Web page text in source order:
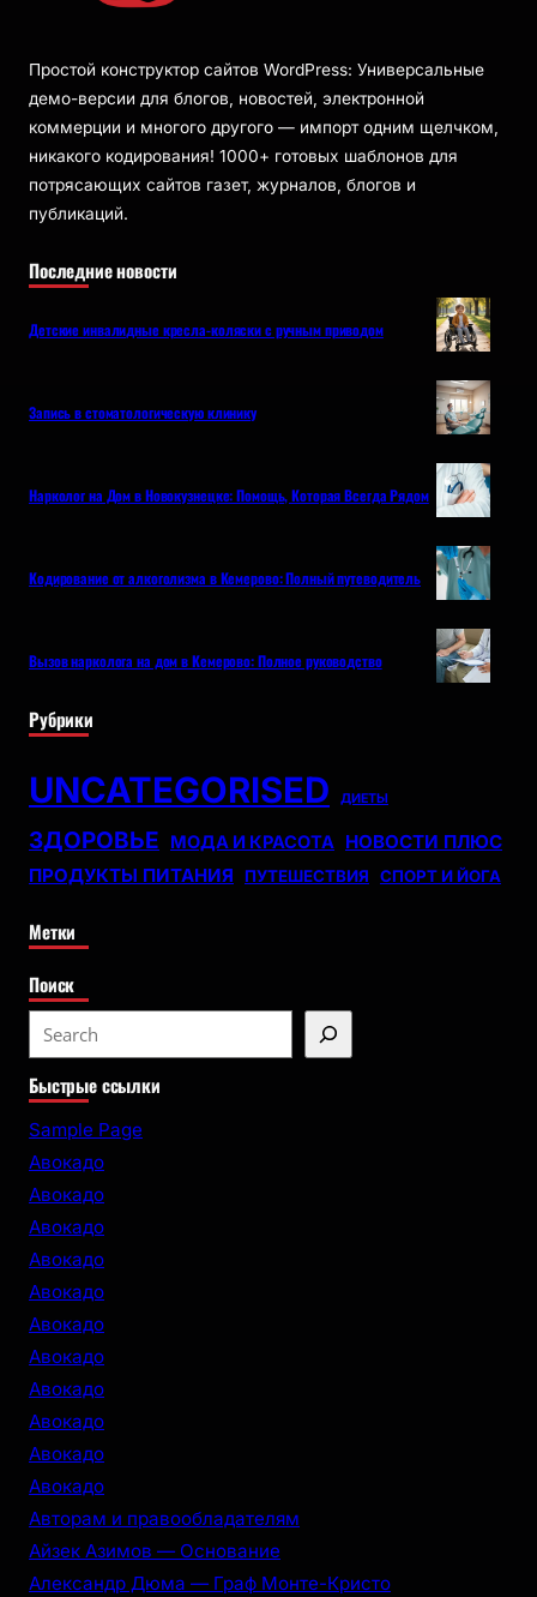
Простой конструктор сайтов WordPress: Универсальные
демо-версии для блогов, новостей, электронной
коммерции и многого другого — импорт одним щелчком,
никакого кодирования! 1000+ готовых шаблонов для
потрясающих сайтов газет, журналов, блогов и
публикаций.
Последние новости
Детские инвалидные кресла-коляски с ручным приводом
Запись в стоматологическую клинику
Нарколог на Дом в Новокузнецке: Помощь, Которая Всегда Рядом
Кодирование от алкоголизма в Кемерово: Полный путеводитель
Вызов нарколога на дом в Кемерово: Полное руководство
Рубрики
UNCATEGORISED ДИЕТЫ
ЗДОРОВЬЕ МОДА И КРАСОТА
НОВОСТИ ПЛЮС
ПРОДУКТЫ ПИТАНИЯ
ПУТЕШЕСТВИЯ СПОРТ И ЙОГА
Метки
Поиск
e
a
r
Быстрые ссылки
Sample Page
Авокадо
Авокадо
Авокадо
Авокадо
Авокадо
Авокадо
Авокадо
Авокадо
Авокадо
Авокадо
Авокадо
Авторам и правообладателям
Айзек Азимов — Основание
Александр Дюма — Граф Монте-Кристо